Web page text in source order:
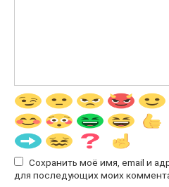
Сохранить моё имя, email и
для последующих моих